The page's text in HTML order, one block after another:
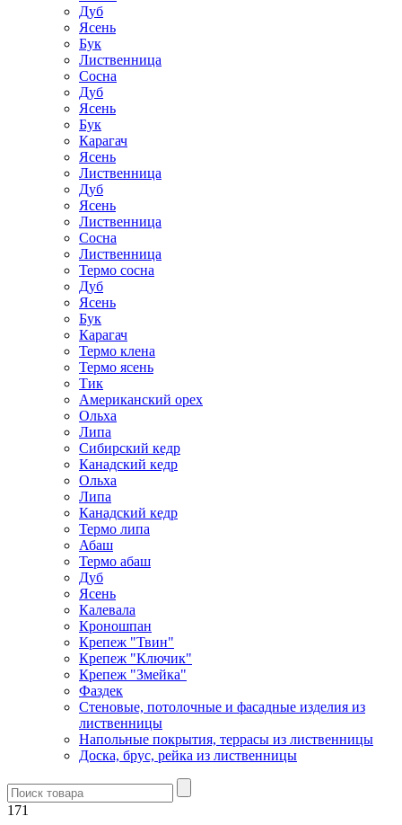
Дуб
Ясень
Бук
Лиственница
Сосна
Дуб
Ясень
Бук
Карагач
Ясень
Лиственница
Дуб
Ясень
Лиственница
Сосна
Лиственница
Термо сосна
Дуб
Ясень
Бук
Карагач
Термо клена
Термо ясень
Тик
Американский орех
Ольха
Липа
Сибирский кедр
Канадский кедр
Ольха
Липа
Канадский кедр
Термо липа
Абаш
Термо абаш
Дуб
Ясень
Калевала
Кроношпан
Крепеж "Твин"
Крепеж "Ключик"
Крепеж "Змейка"
Фаздек
Стеновые, потолочные и фасадные изделия из
лиственницы
Напольные покрытия, террасы из лиственницы
Доска, брус, рейка из лиственницы
171